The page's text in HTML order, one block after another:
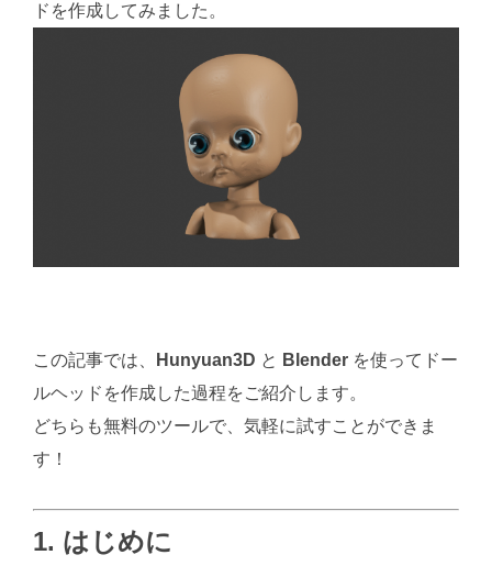
ドを作成してみました。
この記事では、 Hunyuan3D と Blender を使ってドー
ルヘッドを作成した過程をご紹介します。
どちらも無料のツールで、気軽に試すことができま
す！
1. はじめに